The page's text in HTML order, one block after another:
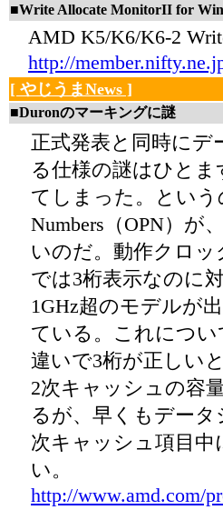
■Write Allocate MonitorII for
AMD K5/K6/K6-2
http://
[ やじうまNews ]
■Duronのマーキングに謎
正式発表と同時にデ
る仕様の謎はひと
てしまった。という
Numbers（OPN）
いのだ。動作クロッ
では3桁表示なのに
1GHz超のモデルが
ている。これにつ
違いで3桁が正しい
2次キャッシュの容
るが、早くもデー
次キャッシュ項目
い。
http://www.amd.com/